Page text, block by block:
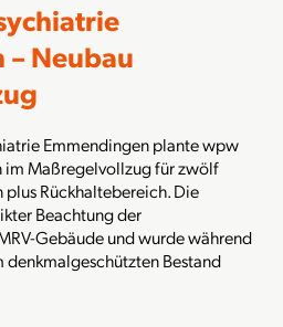
– Neubau
Emmendingen plante wpw
im Maßregelvollzug für zwölf
Rückhaltebereich. Die
Beachtung der
Gebäude und wurde während
denkmalgeschützten Bestand